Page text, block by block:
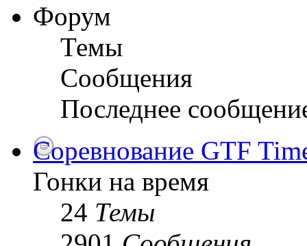
Форум
Темы
Сообщения
Последнее
Соревнование GTF
Гонки на время
24 Темы